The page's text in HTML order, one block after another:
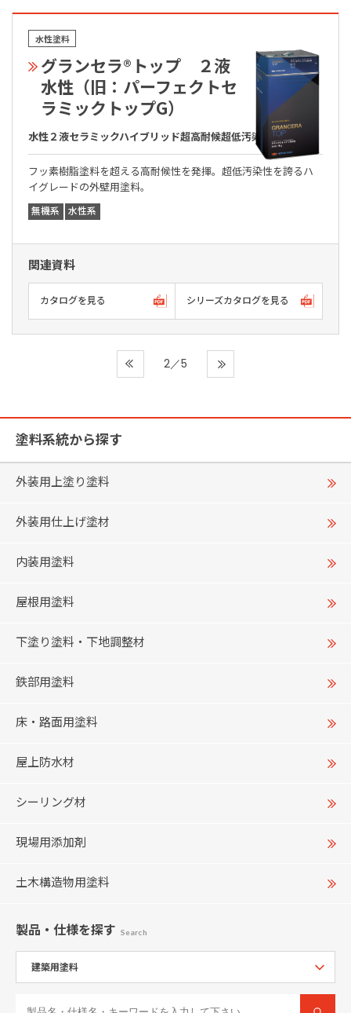
水性塗料
グランセラ®トップ ２液
水性（旧：パーフェクトセ
ラミックトップG）
水性２液セラミックハイブリッド超高耐候超低汚染無機系塗料
フッ素樹脂塗料を超える高耐候性を発揮。超低汚染性を誇るハ
イグレードの外壁用塗料。
無機系 水性系
関連資料
カタログを見る シリーズカタログを見る
2／5
塗料系統から探す
外装用上塗り塗料
外装用仕上げ塗材
内装用塗料
屋根用塗料
下塗り塗料・下地調整材
鉄部用塗料
床・路面用塗料
屋上防水材
シーリング材
現場用添加剤
土木構造物用塗料
製品・仕様を探す Search